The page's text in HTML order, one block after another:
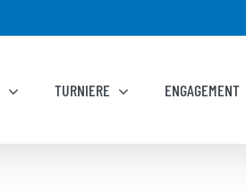
TURNIERE ENGAGEMENT